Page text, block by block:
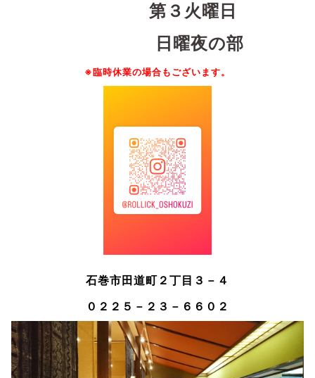
第３火曜日
日曜夜の部
※臨時休業の場合もございます。
石巻市田道町２丁目３－４
０２２５－２３－６６０２